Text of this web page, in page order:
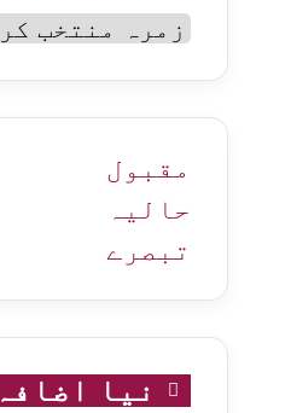
سلام
اردو
زمرہ
مقبول
حالیہ
تبصرے
نیا اضافہ